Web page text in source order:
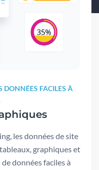
DONNÉES FACILES À
les données de site
graphiques et
données faciles à